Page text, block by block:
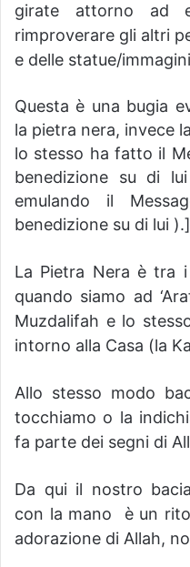
girate attorno ad
rimproverare gli altri
e delle statue/
Questa è una bugia
la pietra nera, invece
lo stesso ha fatto il
benedizione su di
emulando il
benedizione su di lui ).]
La Pietra Nera è tra
quando siamo ad
Muzdalifah e lo
intorno alla Casa (la
Allo stesso modo
tocchiamo o la
fa parte dei segni di
Da qui il nostro
con la mano è un
adorazione di Allah,